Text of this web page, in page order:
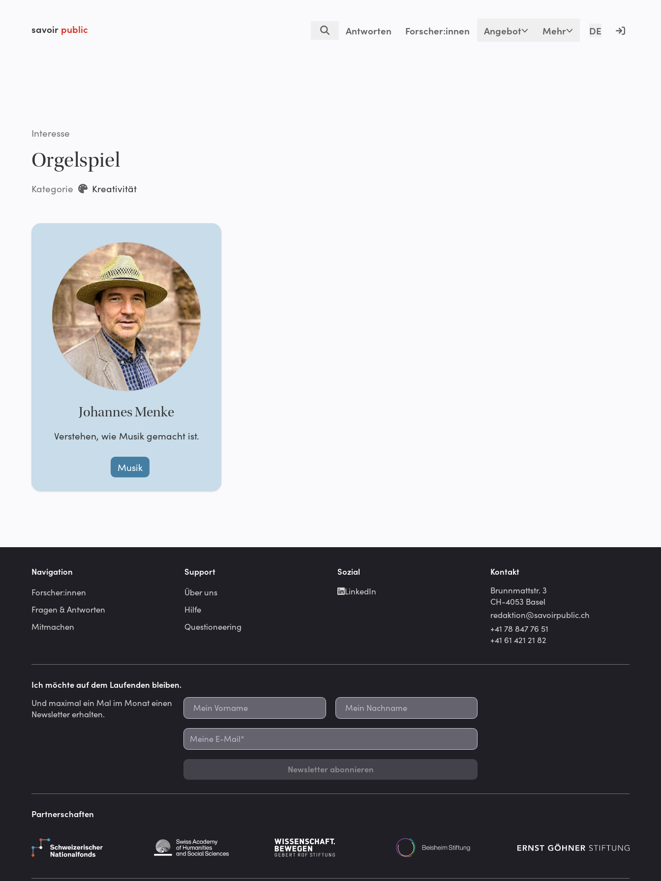
savoir public Antworten Forscher:innen Angebot Mehr DE
Interesse
Orgelspiel
Kategorie Kreativität
Johannes Menke
Verstehen, wie Musik gemacht ist.
Musik
Navigation
Forscher:innen
Fragen & Antworten
Mitmachen
Support
Über uns
Hilfe
Questioneering
Sozial
LinkedIn
Kontakt
Brunnmattstr. 3
CH-4053 Basel
redaktion@savoirpublic.ch
+41 78 847 76 51
+41 61 421 21 82
Ich möchte auf dem Laufenden bleiben.
Und maximal ein Mal im Monat einen
Newsletter erhalten.
Newsletter abonnieren
Partnerschaften